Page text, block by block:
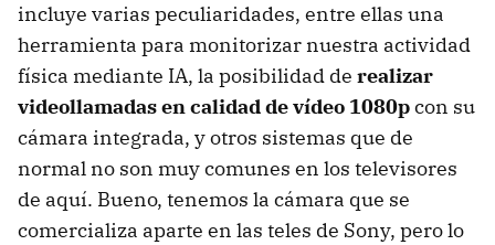
incluye varias peculiaridades, entre ellas una
herramienta para monitorizar nuestra actividad
física mediante IA, la posibilidad de realizar
videollamadas en calidad de vídeo 1080pcon su
cámara integrada, y otros sistemas que de
normal no son muy comunes en los televisores
de aquí. Bueno, tenemos la cámara que se
comercializa aparte en las teles de Sony, pero lo